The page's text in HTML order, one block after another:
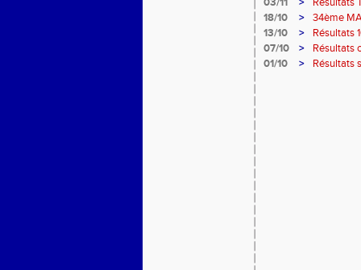
18/10
>
34ème
13/10
>
Résultats
07/10
>
Résultats
01/10
> Résultats